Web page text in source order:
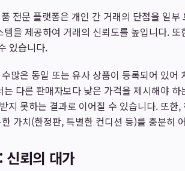
전문 플랫폼은 개인 간 거래의 단점을 일
을 제공하여 거래의 신뢰도를 높입니다.
있습니다.
많은 동일 또는 유사 상품이 등록되어 있어
다른 판매자보다 낮은 가격을 제시해야
지 못하는 결과로 이어질 수 있습니다. 또한
가치(한정판, 특별한 컨디션 등)를 충분히
신뢰의 대가